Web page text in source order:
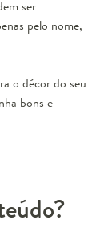
ser
pelo nome,
o décor do seu
bons e